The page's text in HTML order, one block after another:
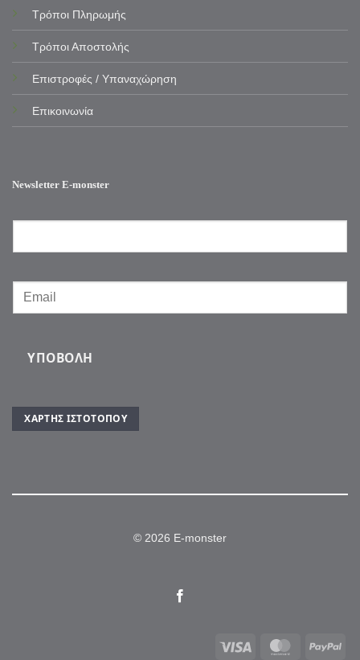
Τρόποι Πληρωμής
Τρόποι Αποστολής
Επιστροφές / Υπαναχώρηση
Επικοινωνία
Newsletter E-monster
ΥΠΟΒΟΛΉ
ΧΆΡΤΗΣ ΙΣΤΌΤΟΠΟΥ
© 2026 E-monster
Visa